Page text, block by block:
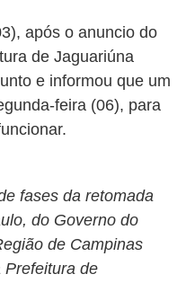
após o anuncio do
de Jaguariúna
e informou que um
feira (06), para
fases da retomada
do Governo do
de Campinas
Prefeitura de